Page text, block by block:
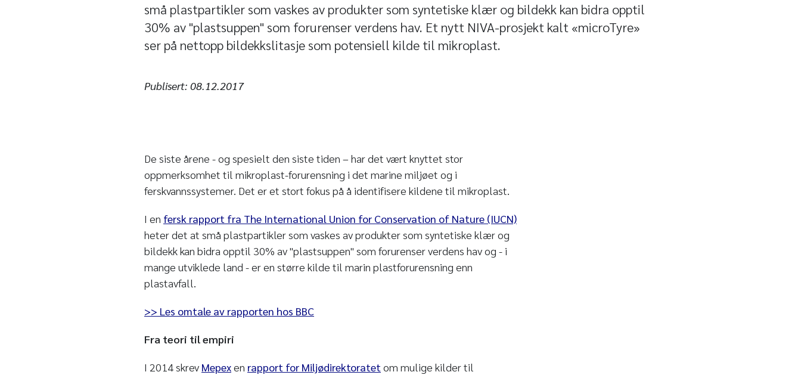
små plastpartikler som vaskes av produkter som syntetiske klær og bildekk kan bidra opptil
30% av "plastsuppen" som forurenser verdens hav. Et nytt NIVA-prosjekt kalt «microTyre»
ser på nettopp bildekkslitasje som potensiell kilde til mikroplast.
Publisert: 08.12.2017
De siste årene - og spesielt den siste tiden – har det vært knyttet stor
oppmerksomhet til mikroplast-forurensning i det marine miljøet og i
ferskvannssystemer. Det er et stort fokus på å identifisere kildene til mikroplast.
I en fersk rapport fra The International Union for Conservation of Nature (IUCN)
heter det at små plastpartikler som vaskes av produkter som syntetiske klær og
bildekk kan bidra opptil 30% av "plastsuppen" som forurenser verdens hav og - i
mange utviklede land - er en større kilde til marin plastforurensning enn
plastavfall.
>> Les omtale av rapporten hos BBC
Fra teori til empiri
I 2014 skrev Mepexen rapport for Miljødirektoratet om mulige kilder til